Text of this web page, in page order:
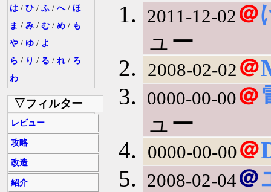
は / ひ / ふ / へ/ ほ
ま / み / む / め / も
や / ゆ / よ
ら / り / る / れ / ろ
わ
▽フィルター
レビュー
攻略
改造
紹介
2011-12-02 ＠
ュー
2008-02-02 ＠
0000-00-00＠
ュー
0000-00-00＠
2008-02-04＠